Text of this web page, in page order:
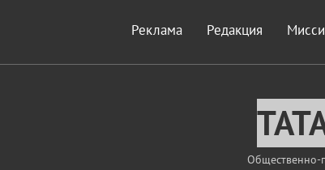
Реклама Редакция
Общественно-